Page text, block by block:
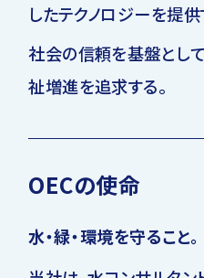
したテクノロジーを提供
社会の信頼を基盤とし
祉増進を追求する。
OECの使命
水・緑・環境を守ること。